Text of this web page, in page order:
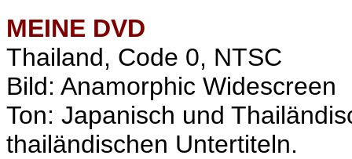
MEINE DVD
Thailand, Code 0, NTSC
Bild: Anamorphic Widescreen
Ton: Japanisch und
thailändischen Untertiteln.